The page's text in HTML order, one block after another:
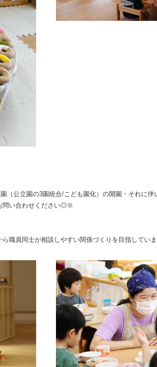
（公立園の3園統合/こども園化）の開園・それに
問い合わせください◎※
職員同士が相談しやすい関係づくりを目指してい